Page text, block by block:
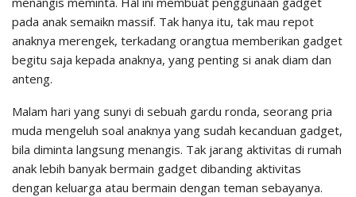
pada anak semaikn massif. Tak hanya itu, tak mau repot
anaknya merengek, terkadang orangtua memberikan gadget
begitu saja kepada anaknya, yang penting si anak diam dan
anteng.
Malam hari yang sunyi di sebuah gardu ronda, seorang pria
muda mengeluh soal anaknya yang sudah kecanduan gadget,
bila diminta langsung menangis. Tak jarang aktivitas di rumah
anak lebih banyak bermain gadget dibanding aktivitas
dengan keluarga atau bermain dengan teman sebayanya.